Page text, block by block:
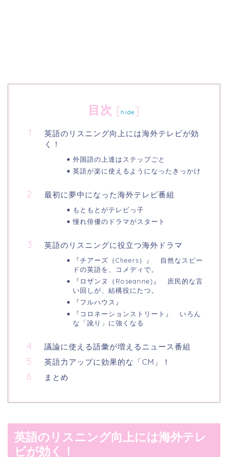
目次 [hide]
英語のリスニング向上には海外テレビが効
く！
外国語の上達はステップごと
英語が楽に使えるようになったきっかけ
最初に夢中になった海外テレビ番組
もともとがテレビっ子
憧れ俳優のドラマがスタート
英語のリスニングに役立つ海外ドラマ
『チアーズ（Cheers）』 自然なスピー
ドの英語を、コメディで。
『ロザンヌ（Roseanne)』 庶民的な言
い回しが、結構役にたつ。
『フルハウス』
『コロネーションストリート』 いろん
な「訛り」に強くなる
議論に使える語彙が増えるニュース番組
英語力アップに効果的な「CM」！
まとめ
英語のリスニング向上には海外テレ
ビが効く！